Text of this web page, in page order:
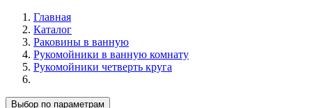
Главная
Каталог
Раковины в ванную
Рукомойники в ванную комнату
Рукомойники четверть круга
Выбор по параметрам